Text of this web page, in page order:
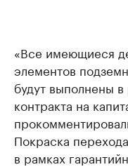
«Все имеющиеся
элементов
будут выполнены
контракта на
Покраска
в рамках